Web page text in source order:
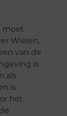
moet
Wielen,
van de
is
als
is
het